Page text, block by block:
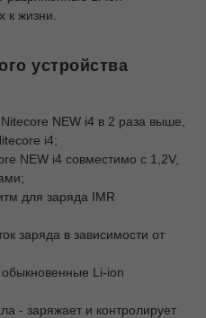
к жизни.
устройства
NEW i4 в 2 раза выше,
i4;
NEW i4 совместимо с 1,2V,
для заряда IMR
заряда в зависимости от
обыкновенные Li-ion
- заряжает и контролирует